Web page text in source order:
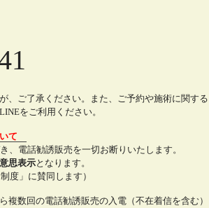
、ご了承ください。また、ご予約や施術に関する
をご利用ください。
いて
、電話勧誘販売を一切お断りいたします。
思表示となります。
度」に賛同します）
数回の電話勧誘販売の入電（不在着信を含む）